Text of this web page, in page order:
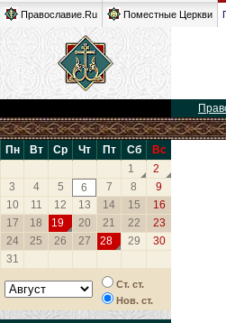
Православие.Ru Поместные Церкви
Пн Вт Ср Чт Пт Сб
Вс
1
2
3
4 5 6 7 8
9
10
11 12 13 14 15
16
17
18 19 20 21 22
23
24
25 26 27 28 29
30
31
Ст. ст.
Нов. ст.